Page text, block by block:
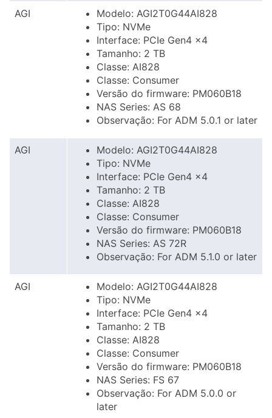
AGI
Modelo: AGI2T0G44AI828
Tipo: NVMe
Interface: PCIe Gen4 x4
Tamanho: 2 TB
Classe: AI828
Classe: Consumer
Versão do firmware: PM060B18
NAS Series: AS 68
Observação: For ADM 5.0.1 or later
AGI
Modelo: AGI2T0G44AI828
Tipo: NVMe
Interface: PCIe Gen4 x4
Tamanho: 2 TB
Classe: AI828
Classe: Consumer
Versão do firmware: PM060B18
NAS Series: AS 72R
Observação: For ADM 5.1.0 or later
AGI
Modelo: AGI2T0G44AI828
Tipo: NVMe
Interface: PCIe Gen4 x4
Tamanho: 2 TB
Classe: AI828
Classe: Consumer
Versão do firmware: PM060B18
NAS Series: FS 67
Observação: For ADM 5.0.0 or
later